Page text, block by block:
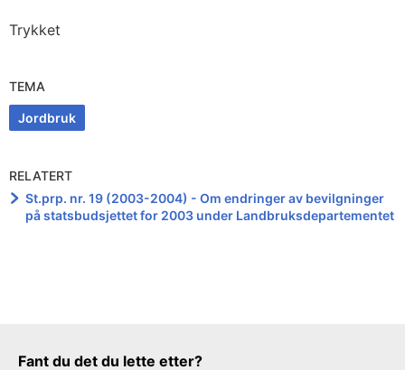
Trykket
TEMA
Jordbruk
RELATERT
St.prp. nr. 19 (2003-2004) - Om endringer av bevilgninger
på statsbudsjettet for 2003 under Landbruksdepartementet
Tilbakemeldingsskjema
Fant du det du lette etter?